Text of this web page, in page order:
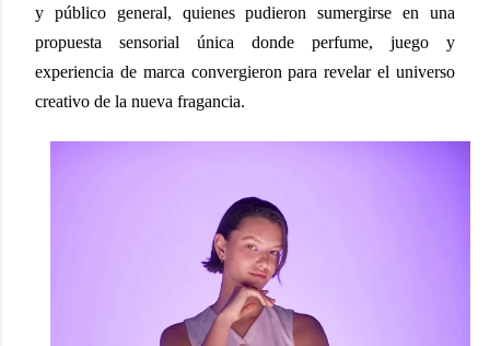
y público general, quienes pudieron sumergirse en una
propuesta sensorial única donde perfume, juego y
experiencia de marca convergieron para revelar el universo
creativo de la nueva fragancia.